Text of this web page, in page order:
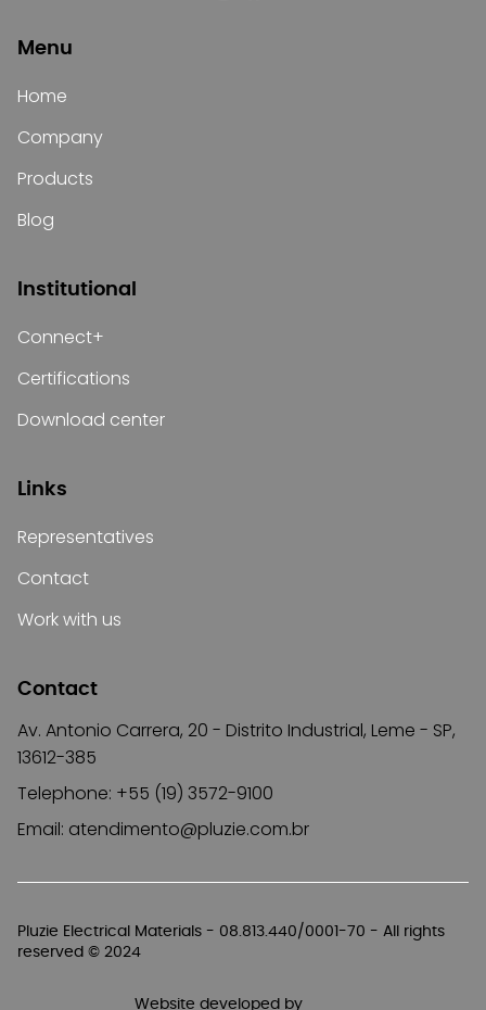
Pluzie Electrical Materials - 08.813.440/0001-70 - All rights
reserved © 2024
Website developed by
Menu
Home
Company
Products
Blog
Institutional
Connect+
Certifications
Download center
Links
Representatives
Contact
Work with us
Contact
Av. Antonio Carrera, 20 - Distrito Industrial, Leme - SP,
13612-385
Telephone: +55 (19) 3572-9100
Email: atendimento@pluzie.com.br